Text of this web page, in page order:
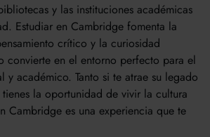
y las instituciones académicas
Estudiar en Cambridge fomenta la
crítico y la curiosidad
convierte en el entorno perfecto para el
y académico. Tanto si te atrae su legado
la oportunidad de vivir la cultura
Cambridge es una experiencia que te